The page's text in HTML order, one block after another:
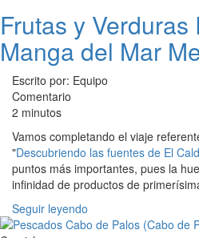
Frutas y
Manga del Mar
Escrito por: Equipo
Comentario
2 minutos
Vamos completando el viaje
"Descubriendo las fuentes de El
puntos más importantes, pues la
infinidad de productos de
Seguir leyendo